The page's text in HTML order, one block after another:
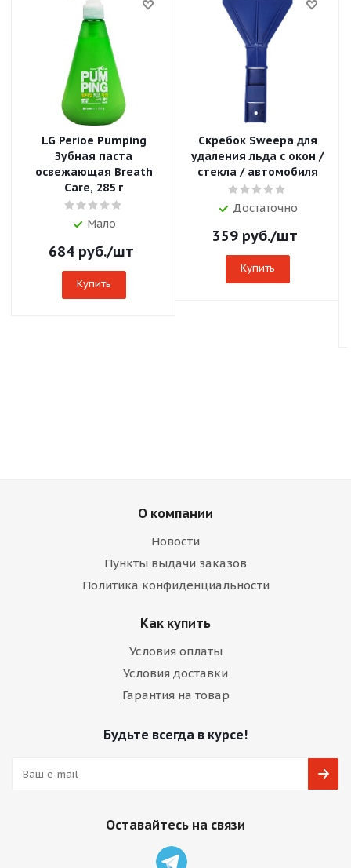
LG Perioe Pumping
Зубная паста
освежающая Breath
Care, 285 г
Мало
684руб./шт
Купить
Скребок Sweepa для
удаления льда с окон /
cтекла / автомобиля
Достаточно
359руб./шт
Купить
О компании
Новости
Пункты выдачи заказов
Политика конфиденциальности
Как купить
Условия оплаты
Условия доставки
Гарантия на товар
Будьте всегда в курсе!
Оставайтесь на связи